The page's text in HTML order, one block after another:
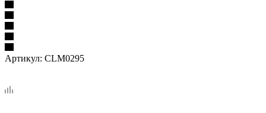
Артикул: CLM0295